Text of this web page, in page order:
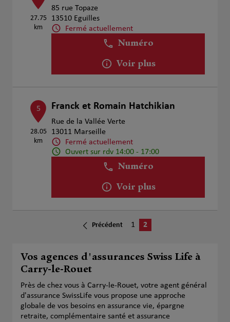
27.75
km
85 rue Topaze
13510 Eguilles
Fermé actuellement
Numéro
Voir plus
5
28.05
km
Franck et Romain Hatchikian
Rue de la Vallée Verte
13011 Marseille
Fermé actuellement
Ouvert sur rdv 14:00 - 17:00
Numéro
Voir plus
Précédent 1 2
Vos agences d'assurances Swiss Life à
Carry-le-Rouet
Près de chez vous à Carry-le-Rouet, votre agent général
d'assurance SwissLife vous propose une approche
globale de vos besoins en assurance vie, épargne
retraite, complémentaire santé et assurance